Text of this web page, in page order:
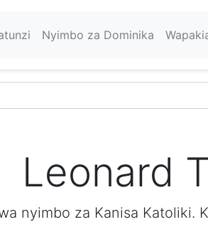
Nyimbo za Dominika
Leonard
nyimbo za Kanisa Katoliki.